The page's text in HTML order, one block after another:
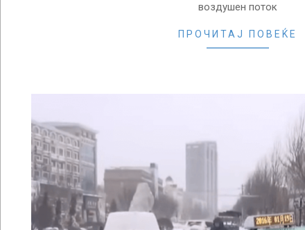
воздушен поток
ПРОЧИТАЈ ПОВЕЌЕ